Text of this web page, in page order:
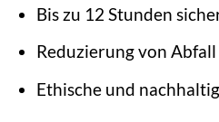
Bis zu 12 Stunden
Reduzierung von
Ethische und